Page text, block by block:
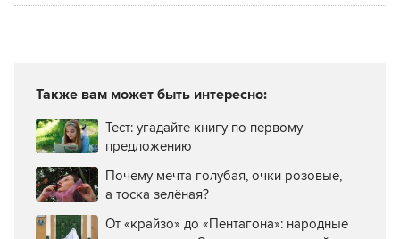
Также вам может быть интересно:
Тест: угадайте книгу по первому
предложению
Почему мечта голубая, очки розовые,
а тоска зелёная?
От «крайзо» до «Пентагона»: народные